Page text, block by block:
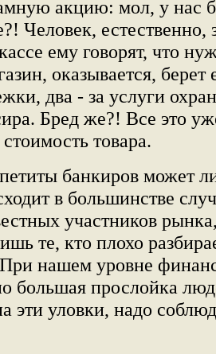
акцию: мол, у нас
Человек, естественно,
ему говорят, что
оказывается, берет
два - за услуги
Бред же?! Все это
товара.
банкиров может
в большинстве
участников
те, кто плохо
нашем уровне
большая прослойка
эти уловки, надо